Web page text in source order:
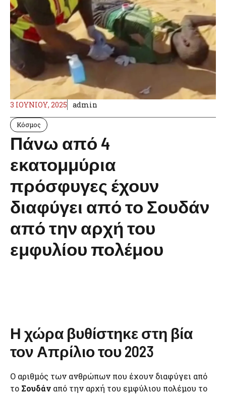
3 ΙΟΥΝΊΟΥ, 2025 admin
Κόσμος
Πάνω από 4
εκατομμύρια
πρόσφυγες έχουν
διαφύγει από το Σουδάν
από την αρχή του
εμφυλίου πολέμου
Η χώρα βυθίστηκε στη βία
τον Απρίλιο του 2023
Ο αριθμός των ανθρώπων που έχουν διαφύγει από
το Σουδάν από την αρχή του εμφύλιου πολέμου το